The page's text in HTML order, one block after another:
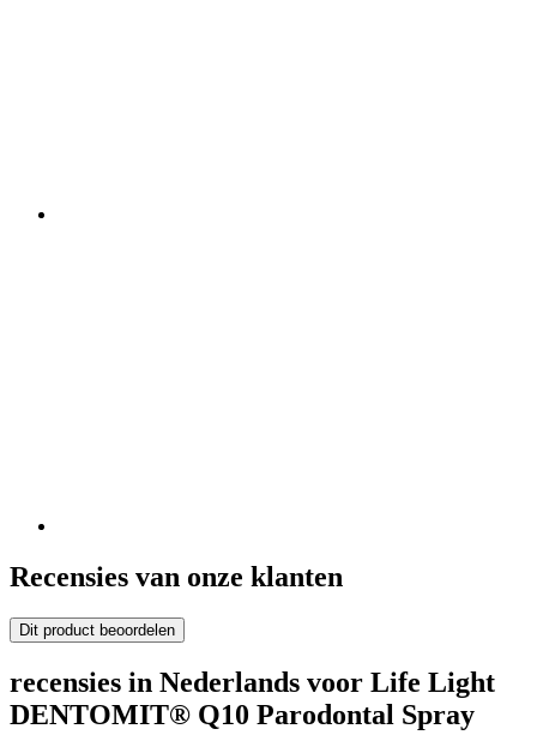
Recensies van onze klanten
Dit product beoordelen
recensies in Nederlands voor Life Light
DENTOMIT® Q10 Parodontal Spray